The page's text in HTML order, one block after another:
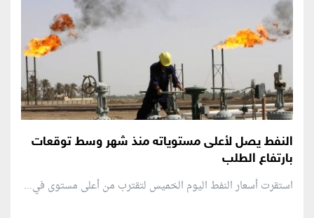
النفط يصل لأعلى مستوياته منذ شهر وسط توقعات
بارتفاع الطلب
استقرت أسعار النفط اليوم الخميس لتقترب من أعلى مستوى في...